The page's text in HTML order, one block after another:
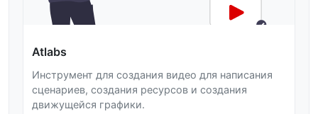
Atlabs
Инструмент для создания видео для написания
сценариев, создания ресурсов и создания
движущейся графики.